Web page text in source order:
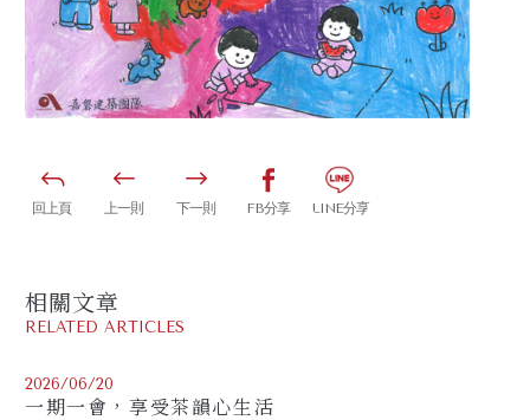
回上頁 上一則 下一則 FB分享 LINE分享
相關文章
RELATED ARTICLES
2026/06/20
一期一會，享受茶韻心生活